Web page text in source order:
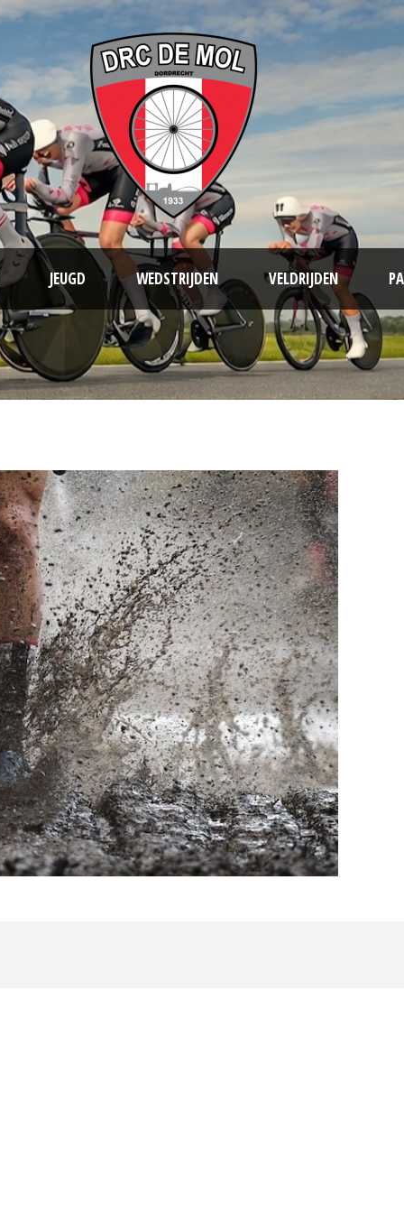
JEUGD WEDSTRIJDEN VELDRIJDEN